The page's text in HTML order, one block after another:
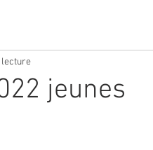
jeunes
lecture